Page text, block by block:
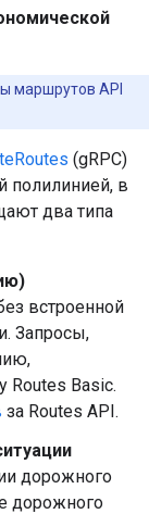
маршрутов API
(gRPC)
полилинией, в
два типа
встроенной
Запросы,
Routes Basic.
за Routes API.
дорожного
дорожного